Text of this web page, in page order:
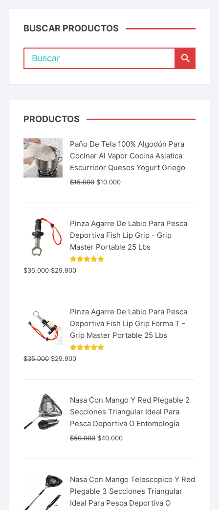
BUSCAR PRODUCTOS
PRODUCTOS
Paño De Tela 100% Algodón Para
Cocinar Al Vapor Cocina Asiatica
Escurridor Quesos Yogurt Griego
$15.000 $10.000
Pinza Agarre De Labio Para Pesca
Deportiva Fish Lip Grip - Grip
Master Portable 25 Lbs
Valorado
con
$35.000 $29.900
Pinza Agarre De Labio Para Pesca
Deportiva Fish Lip Grip Forma T -
Grip Master Portable 25 Lbs
Valorado
con
$35.000 $29.900
Nasa Con Mango Y Red Plegable 2
Secciones Triangular Ideal Para
Pesca Deportiva O Entomología
$50.000 $40.000
Nasa Con Mango Telescopico Y Red
Plegable 3 Secciones Triangular
Ideal Para Pesca Deportiva O